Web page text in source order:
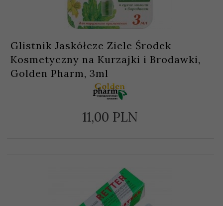
Glistnik Jaskółcze Ziele Środek
Kosmetyczny na Kurzajki i Brodawki,
Golden Pharm, 3ml
11,00 PLN